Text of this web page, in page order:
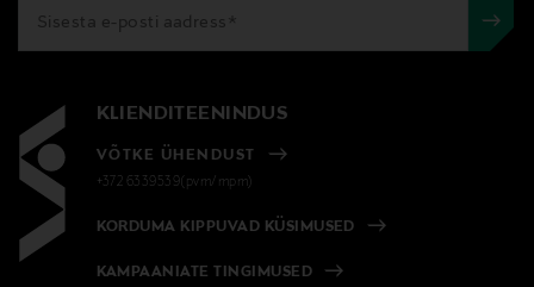
KLIENDITEENINDUS
VÕTKE ÜHENDUST
+372 6339539(pvm/mpm)
KORDUMA KIPPUVAD KÜSIMUSED
KAMPAANIATE TINGIMUSED